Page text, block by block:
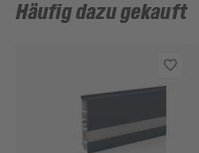
Häufig dazu gekauft